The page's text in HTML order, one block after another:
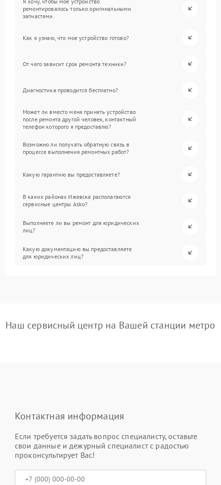
ремонтировалось только оригинальными
запчастями.
Как я узнаю, что мое устройство готово?
От чего зависит срок ремонта техники?
Диагностика проводится бесплатно?
Может ли вместо меня принять устройство
после ремонта другой человек, контактный
телефон которого я предоставлю?
Возможно ли получать обратную связь в
процессе выполнения ремонтных работ?
Какую гарантию вы предоставляете?
В каких районах Ижевска располагаются
сервисные центры Asko?
Выполняете ли вы ремонт для юридических
лиц?
Какую документацию вы предоставляете
для юридических лиц?
Наш сервисный центр на Вашей станции метро
Контактная информация
Если требуется задать вопрос специалисту, оставьте
свои данные и дежурный специалист с радостью
проконсультирует Вас!